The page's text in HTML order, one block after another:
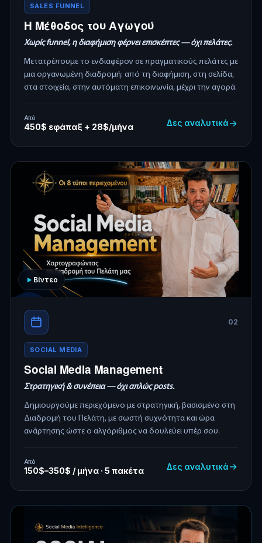
SALES FUNNEL
Η Μέθοδος του Αγωγού
Χωρίς funnel, η διαφήμιση φέρνει επισκέπτες — όχι πελάτες.
Μετατρέπουμε το ενδιαφέρον σε πραγματικούς πελάτες με
μια οργανωμένη διαδρομή: από τη διαφήμιση, στη σελίδα,
στα στοιχεία, στην αυτόματη επικοινωνία, μέχρι την αγορά.
Από
450$ εφάπαξ + 28$/μήνα Δες αναλυτικά
Βίντεο
02
SOCIAL MEDIA
Social Media Management
Στρατηγική & συνέπεια — όχι απλώς posts.
Δημιουργούμε περιεχόμενο με στρατηγική, βασισμένο στη
Διαδρομή του Πελάτη, με σωστή συχνότητα και ώρα
ανάρτησης ώστε ο αλγόριθμος να δουλεύει υπέρ σου.
Από
150$–350$ / μήνα · 5 πακέτα Δες αναλυτικά